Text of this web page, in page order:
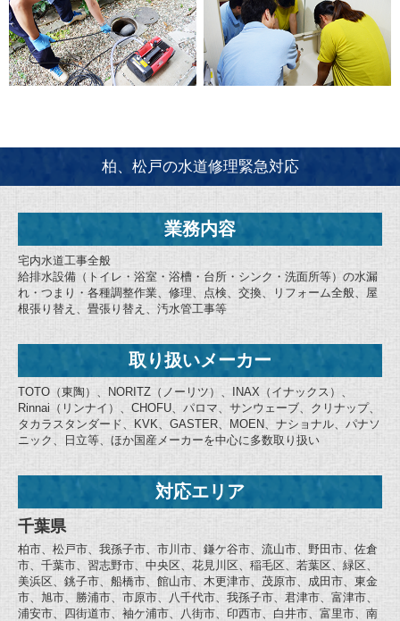
柏、松戸の水道修理緊急対応
業務内容
宅内水道工事全般
給排水設備（トイレ・浴室・浴槽・台所・シンク・洗面所等）の水漏
れ・つまり・各種調整作業、修理、点検、交換、リフォーム全般、屋
根張り替え、畳張り替え、汚水管工事等
取り扱いメーカー
TOTO（東陶）、NORITZ（ノーリツ）、INAX（イナックス）、
Rinnai（リンナイ）、CHOFU、パロマ、サンウェーブ、クリナップ、
タカラスタンダード、KVK、GASTER、MOEN、ナショナル、パナソ
ニック、日立等、ほか国産メーカーを中心に多数取り扱い
対応エリア
千葉県
柏市、松戸市、我孫子市、市川市、鎌ケ谷市、流山市、野田市、佐倉
市、千葉市、習志野市、中央区、花見川区、稲毛区、若葉区、緑区、
美浜区、銚子市、船橋市、館山市、木更津市、茂原市、成田市、東金
市、旭市、勝浦市、市原市、八千代市、我孫子市、君津市、富津市、
浦安市、四街道市、袖ケ浦市、八街市、印西市、白井市、富里市、南